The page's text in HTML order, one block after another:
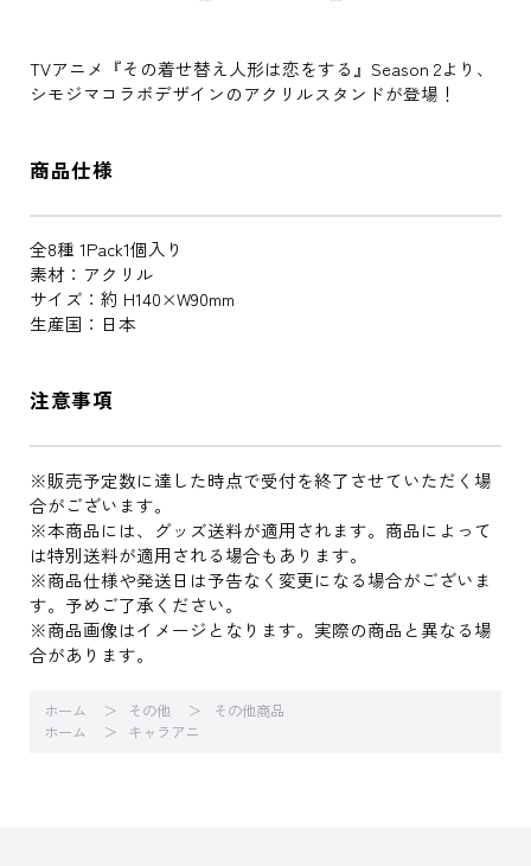
TVアニメ『その着せ替え人形は恋をする』Season 2より、
シモジマコラボデザインのアクリルスタンドが登場！
商品仕様
全8種 1Pack1個入り
素材：アクリル
サイズ：約 H140×W90mm
生産国：日本
注意事項
※販売予定数に達した時点で受付を終了させていただく場
合がございます。
※本商品には、グッズ送料が適用されます。商品によって
は特別送料が適用される場合もあります。
※商品仕様や発送日は予告なく変更になる場合がございま
す。予めご了承ください。
※商品画像はイメージとなります。実際の商品と異なる場
合があります。
ホーム その他
その他商品
ホーム
キャラアニ